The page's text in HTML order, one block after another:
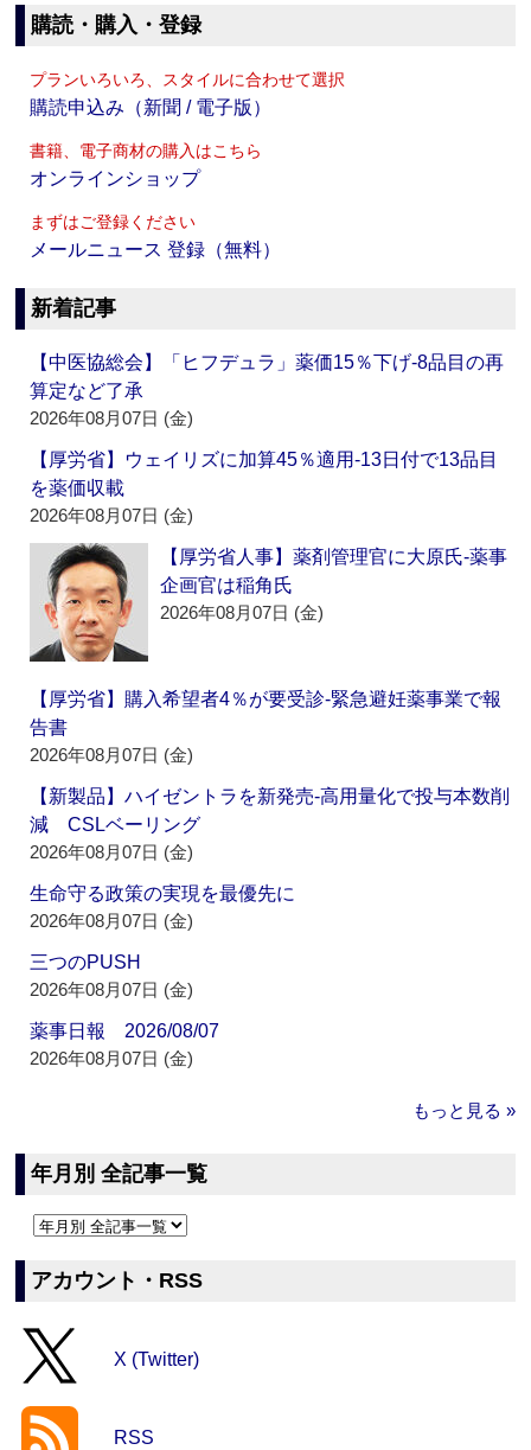
購読・購入・登録
プランいろいろ、スタイルに合わせて選択
購読申込み（新聞 / 電子版）
書籍、電子商材の購入はこちら
オンラインショップ
まずはご登録ください
メールニュース 登録（無料）
新着記事
【中医協総会】「ヒフデュラ」薬価15％下げ‐8品目の再
算定など了承
2026年08月07日 (金)
【厚労省】ウェイリズに加算45％適用‐13日付で13品目
を薬価収載
2026年08月07日 (金)
【厚労省人事】薬剤管理官に大原氏‐薬事
企画官は稲角氏
2026年08月07日 (金)
【厚労省】購入希望者4％が要受診‐緊急避妊薬事業で報
告書
2026年08月07日 (金)
【新製品】ハイゼントラを新発売‐高用量化で投与本数削
減 CSLベーリング
2026年08月07日 (金)
生命守る政策の実現を最優先に
2026年08月07日 (金)
三つのPUSH
2026年08月07日 (金)
薬事日報 2026/08/07
2026年08月07日 (金)
もっと見る »
年月別 全記事一覧
アカウント・RSS
X (Twitter)
RSS